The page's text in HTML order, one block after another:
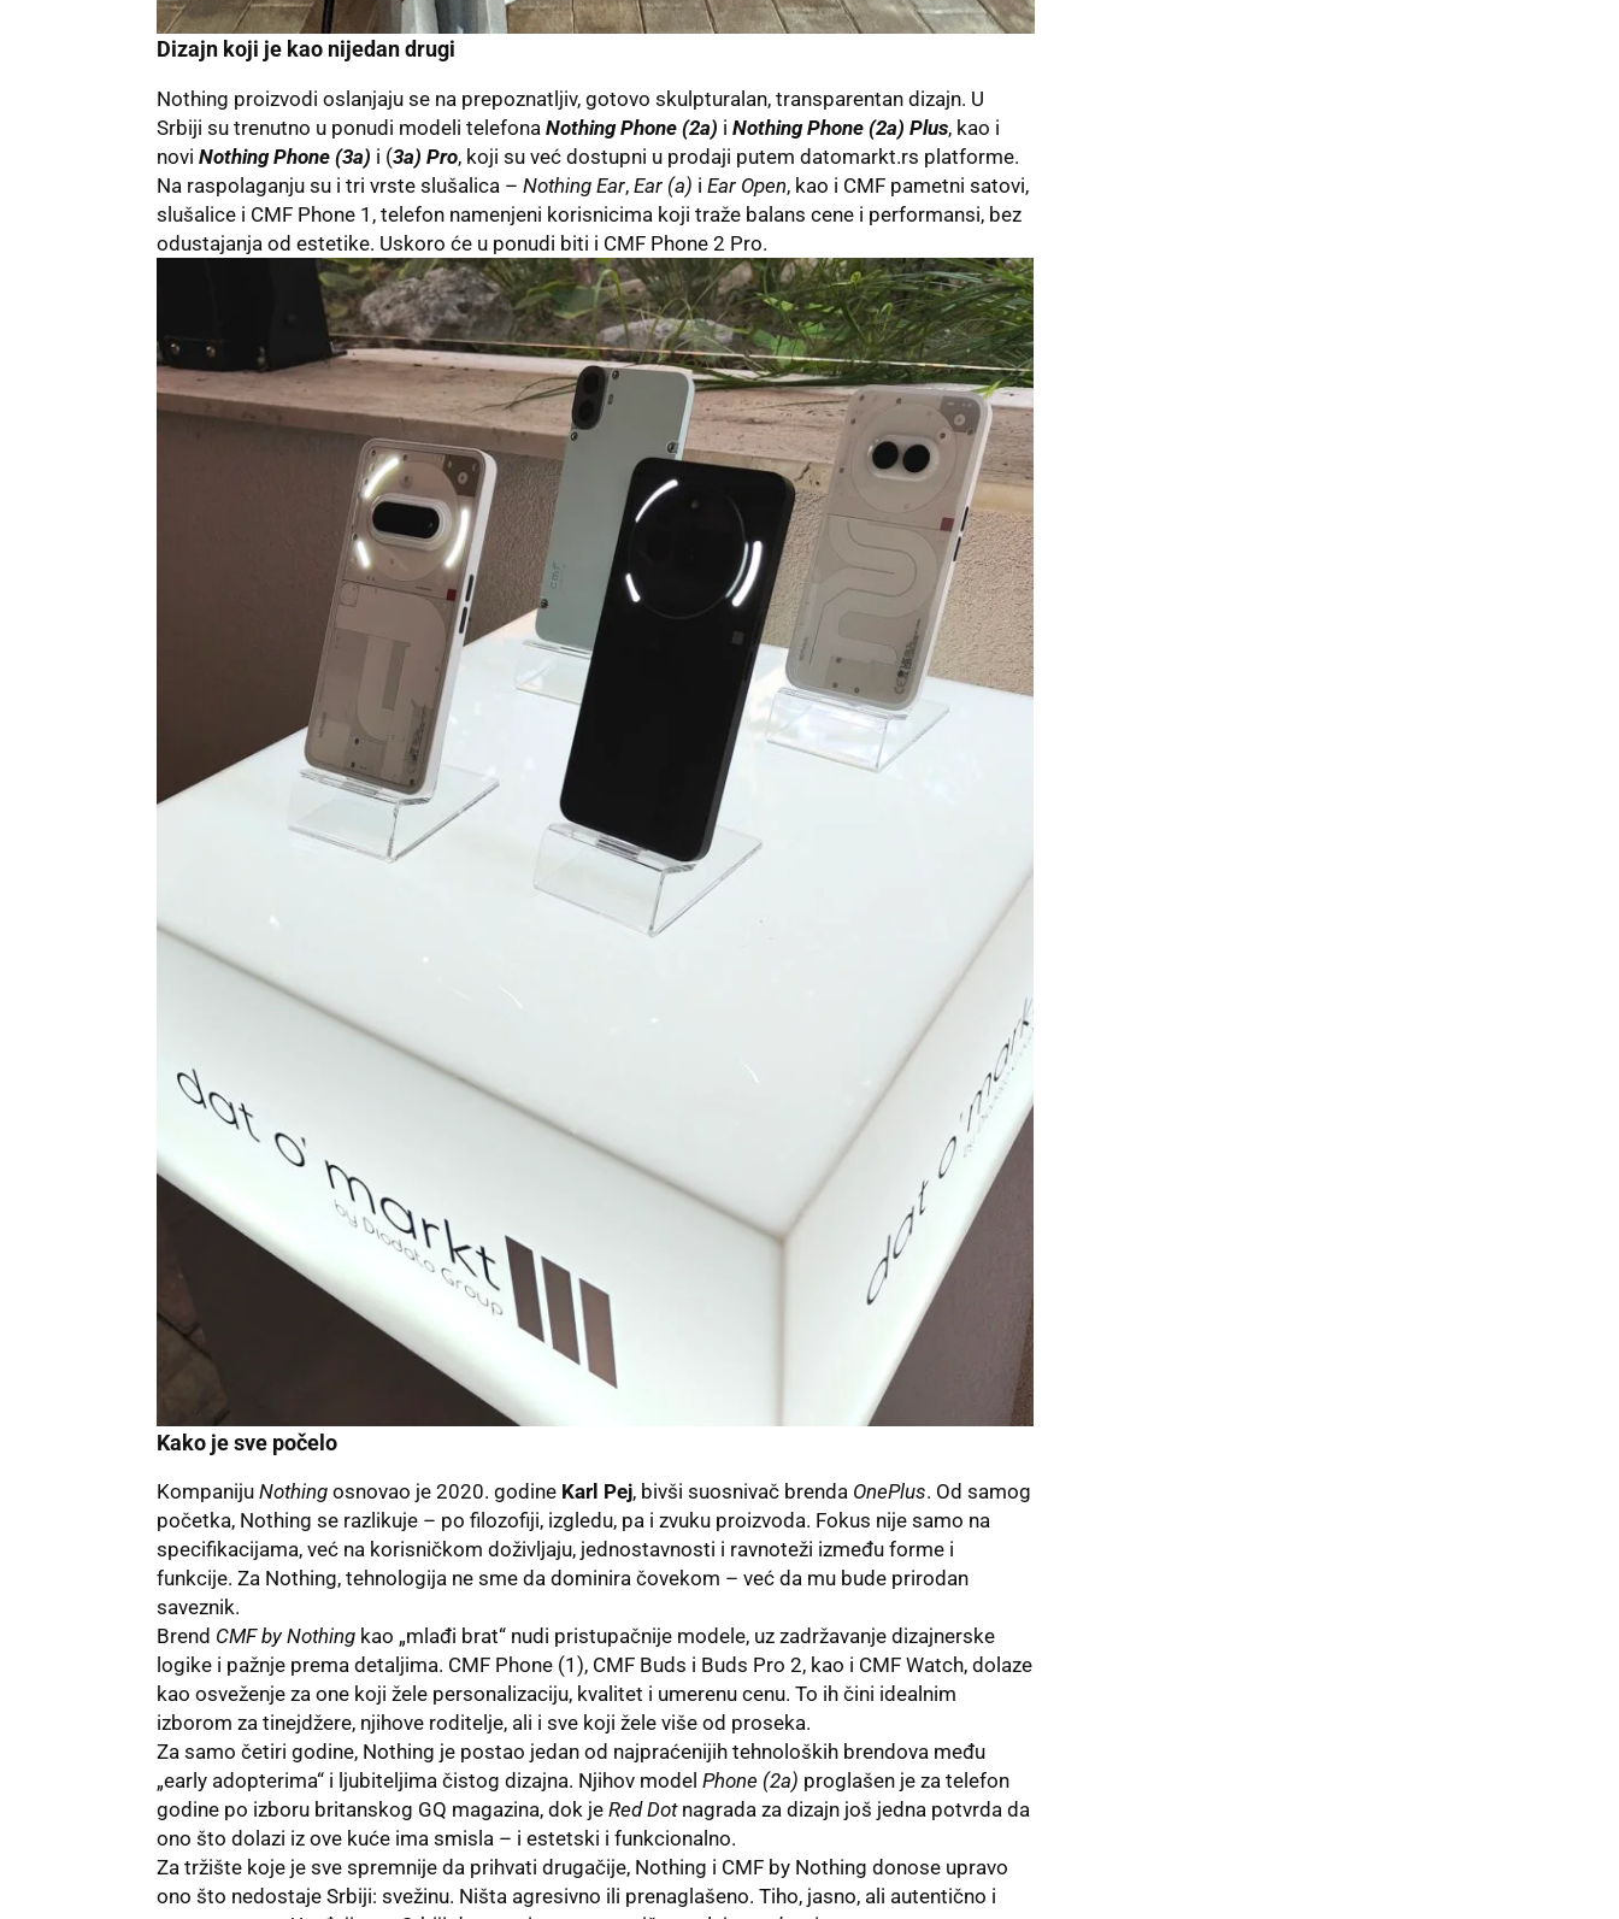
Dizajn koji je kao nijedan drugi
Nothing proizvodi oslanjaju se na prepoznatljiv, gotovo skulpturalan, transparentan dizajn. U
Srbiji su trenutno u ponudi modeli telefona Nothing Phone (2a) i Nothing Phone (2a) Plus, kao i
novi Nothing Phone (3a) i (3a) Pro, koji su već dostupni u prodaji putem datomarkt.rs platforme.
Na raspolaganju su i tri vrste slušalica – Nothing Ear, Ear (a) i Ear Open, kao i CMF pametni satovi,
slušalice i CMF Phone 1, telefon namenjeni korisnicima koji traže balans cene i performansi, bez
odustajanja od estetike. Uskoro će u ponudi biti i CMF Phone 2 Pro.
Kako je sve počelo
Kompaniju Nothing osnovao je 2020. godine Karl Pej, bivši suosnivač brenda OnePlus. Od samog
početka, Nothing se razlikuje – po filozofiji, izgledu, pa i zvuku proizvoda. Fokus nije samo na
specifikacijama, već na korisničkom doživljaju, jednostavnosti i ravnoteži između forme i
funkcije. Za Nothing, tehnologija ne sme da dominira čovekom – već da mu bude prirodan
saveznik.
Brend CMF by Nothing kao „mlađi brat“ nudi pristupačnije modele, uz zadržavanje dizajnerske
logike i pažnje prema detaljima. CMF Phone (1), CMF Buds i Buds Pro 2, kao i CMF Watch, dolaze
kao osveženje za one koji žele personalizaciju, kvalitet i umerenu cenu. To ih čini idealnim
izborom za tinejdžere, njihove roditelje, ali i sve koji žele više od proseka.
Za samo četiri godine, Nothing je postao jedan od najpraćenijih tehnoloških brendova među
„early adopterima“ i ljubiteljima čistog dizajna. Njihov model Phone (2a) proglašen je za telefon
godine po izboru britanskog GQ magazina, dok je Red Dotnagrada za dizajn još jedna potvrda da
ono što dolazi iz ove kuće ima smisla – i estetski i funkcionalno.
Za tržište koje je sve spremnije da prihvati drugačije, Nothing i CMF by Nothing donose upravo
ono što nedostaje Srbiji: svežinu. Ništa agresivno ili prenaglašeno. Tiho, jasno, ali autentično i